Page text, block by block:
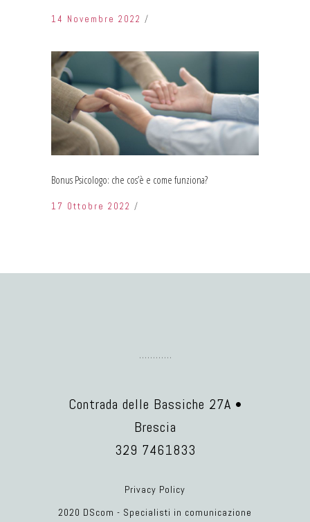
14 Novembre 2022
Bonus Psicologo: che cos’è e come funziona?
17 Ottobre 2022
Contrada delle Bassiche 27A •
Brescia
329 7461833
Privacy Policy
2020 DScom - Specialisti in comunicazione